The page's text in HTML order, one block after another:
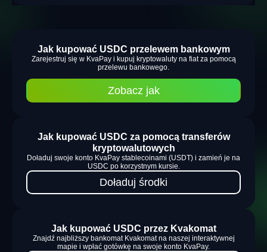
Jak kupować USDC przelewem bankowym
Zarejestruj się w KvaPay i kupuj kryptowaluty na fiat za pomocą
przelewu bankowego.
Zobacz jak
Jak kupować USDC za pomocą transferów
kryptowalutowych
Doładuj swoje konto KvaPay stablecoinami (USDT) i zamień je na
USDC po korzystnym kursie.
Doładuj środki
Jak kupować USDC przez Kvakomat
Znajdź najbliższy bankomat Kvakomat na naszej interaktywnej
mapie i wpłać gotówkę na swoje konto KvaPay.